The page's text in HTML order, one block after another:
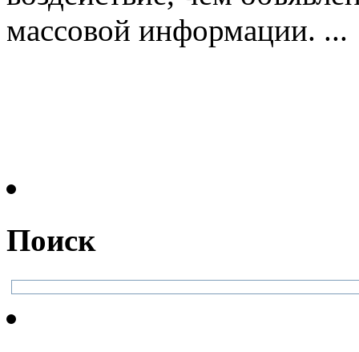
массовой информации. ...
Поиск